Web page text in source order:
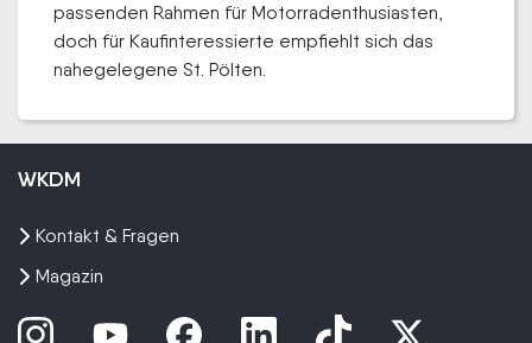
passenden Rahmen für Motorradenthusiasten,
doch für Kaufinteressierte empfiehlt sich das
nahegelegene St. Pölten.
WKDM
Kontakt & Fragen
Magazin